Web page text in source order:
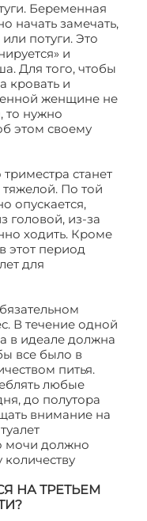
Беременная
начать замечать,
потуги. Это
и
Для того, чтобы
кровать и
женщине не
то нужно
этом своему
станет
По той
опускается,
головой, из-за
ходить. Кроме
этот период
для
В течение одной
в идеале должна
все было в
питья.
любые
до полутора
внимание на
мочи должно
НА ТРЕТЬЕМ